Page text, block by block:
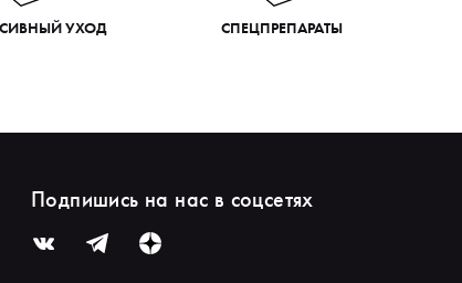
УХОД СПЕЦПРЕПАРАТЫ
Подпишись на нас в соцсетях